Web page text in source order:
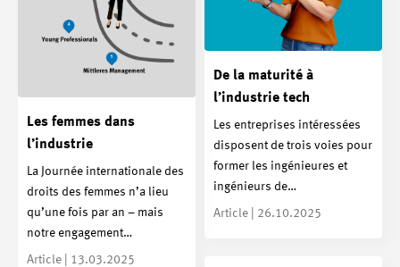
De la maturité à
l’industrie tech
Les entreprises intéressées
disposent de trois voies pour
former les ingénieures et
ingénieurs de…
Article | 26.10.2025
Les femmes dans
l’industrie
La Journée internationale des
droits des femmes n’a lieu
qu’une fois par an – mais
notre engagement…
Article | 13.03.2025